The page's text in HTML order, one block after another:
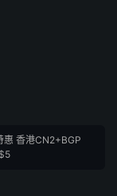
香港CN2+BGP